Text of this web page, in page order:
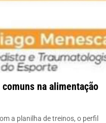
na alimentação
a planilha de treinos, o perfil